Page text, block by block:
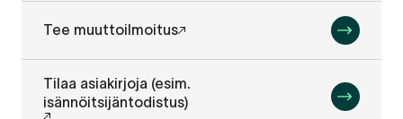
Tee muuttoilmoitus
Tilaa asiakirjoja (esim.
isännöitsijäntodistus)